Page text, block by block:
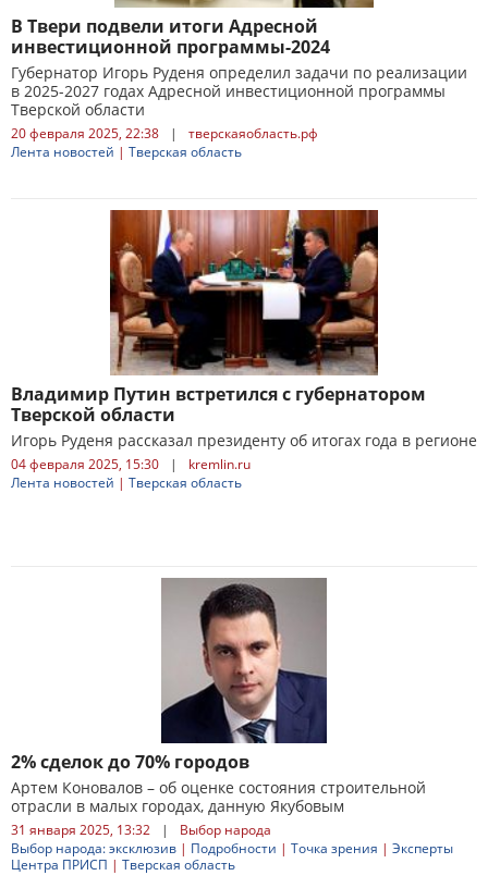
В Твери подвели итоги Адресной
инвестиционной программы-2024
Губернатор Игорь Руденя определил задачи по реализации
в 2025-2027 годах Адресной инвестиционной программы
Тверской области
20 февраля 2025, 22:38 |
тверскаяобласть.рф
Лента новостей | Тверская область
Владимир Путин встретился с губернатором
Тверской области
Игорь Руденя рассказал президенту об итогах года в регионе
04 февраля 2025, 15:30 |
kremlin.ru
Лента новостей | Тверская область
2% сделок до 70% городов
Артем Коновалов – об оценке состояния строительной
отрасли в малых городах, данную Якубовым
31 января 2025, 13:32 |
Выбор народа
Выбор народа: эксклюзив | Подробности | Точка зрения | Эксперты
Центра ПРИСП | Тверская область